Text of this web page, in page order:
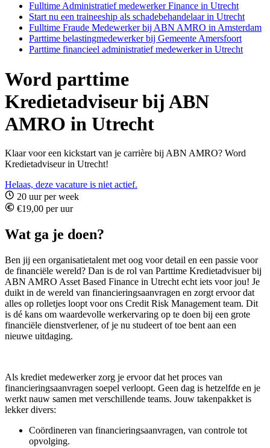
Fulltime Administratief medewerker Finance in Utrecht
Start nu een traineeship als schadebehandelaar in Utrecht
Fulltime Fraude Medewerker bij ABN AMRO in Amsterdam
Parttime belastingmedewerker bij Gemeente Amersfoort
Parttime financieel administratief medewerker in Utrecht
Word parttime
Kredietadviseur bij ABN
AMRO in Utrecht
Klaar voor een kickstart van je carrière bij ABN AMRO? Word
Kredietadviseur in Utrecht!
Helaas, deze vacature is niet actief.
20 uur per week
€19,00 per uur
Wat ga je doen?
Ben jij een organisatietalent met oog voor detail en een passie voor
de financiële wereld? Dan is de rol van Parttime Kredietadvisuer bij
ABN AMRO Asset Based Finance in Utrecht echt iets voor jou! Je
duikt in de wereld van financieringsaanvragen en zorgt ervoor dat
alles op rolletjes loopt voor ons Credit Risk Management team. Dit
is dé kans om waardevolle werkervaring op te doen bij een grote
financiële dienstverlener, of je nu studeert of toe bent aan een
nieuwe uitdaging.
Als krediet medewerker zorg je ervoor dat het proces van
financieringsaanvragen soepel verloopt. Geen dag is hetzelfde en je
werkt nauw samen met verschillende teams. Jouw takenpakket is
lekker divers:
Coördineren van financieringsaanvragen, van controle tot
opvolging.